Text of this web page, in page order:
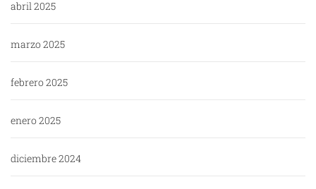
abril 2025
marzo 2025
febrero 2025
enero 2025
diciembre 2024